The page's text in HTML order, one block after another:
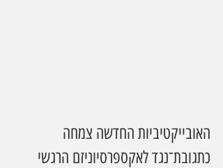
האובייקטיביות החדשה צמחה
כתגובת־נגד לאקספרסיוניזם הרגשי